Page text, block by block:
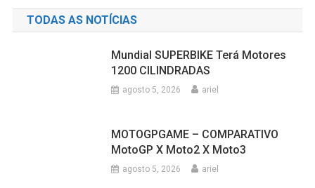
TODAS AS NOTÍCIAS
Mundial SUPERBIKE Terá Motores
1200 CILINDRADAS
agosto 5, 2026 ariel
MOTOGPGAME – COMPARATIVO
MotoGP X Moto2 X Moto3
agosto 5, 2026 ariel